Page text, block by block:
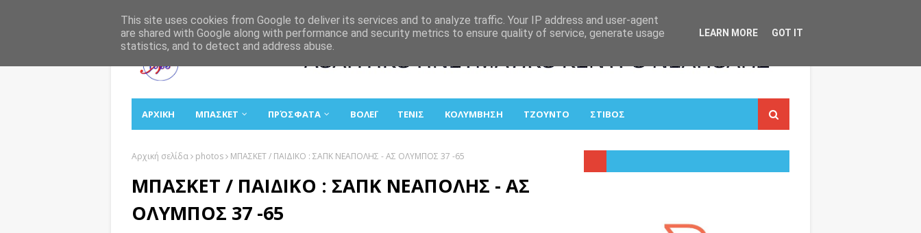
ΑΡΧΙΚΗ ΜΠΑΣΚΕΤ ΠΡΌΣΦΑΤΑ ΒΟΛΕΪ ΤΕΝΙΣ ΚΟΛΥΜΒΗΣΗ ΤΖΟΥΝΤΟ ΣΤΙΒΟΣ
Αρχική σελίδα photos ΜΠΑΣΚΕΤ / ΠΑΙΔΙΚΟ : ΣΑΠΚ ΝΕΑΠΟΛΗΣ - ΑΣ ΟΛΥΜΠΟΣ 37 -65
ΜΠΑΣΚΕΤ / ΠΑΙΔΙΚΟ : ΣΑΠΚ ΝΕΑΠΟΛΗΣ - ΑΣ
ΟΛΥΜΠΟΣ 37 -65
This site uses cookies from Google to deliver its services and to analyze traffic. Your IP address and user-agent
are shared with Google along with performance and security metrics to ensure quality of service, generate usage
statistics, and to detect and address abuse.
LEARN MORE GOT IT